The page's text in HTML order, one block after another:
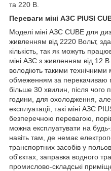
та 220 В.
Переваги міні АЗС PIUSI
Моделі міні АЗС CUBE для
живленням від 2220 Вольт,
кількість, так як можуть
міні АЗС з живленням від 12
володіють такими
обмеженням за перекачиваю
більше 30 хвилин, після чого
години, для охолодження,
експлуатації, такі міні АЗС
безперечною перевагою,
можна експлуатувати на
навіть там, де немає
транспортних засобів у
об'єктах, заправка водного
промислово-складські